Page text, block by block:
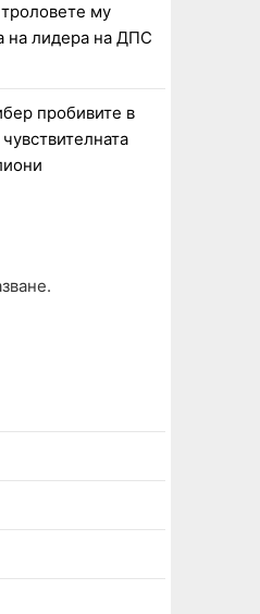
му
на лидера на ДПС
пробивите в